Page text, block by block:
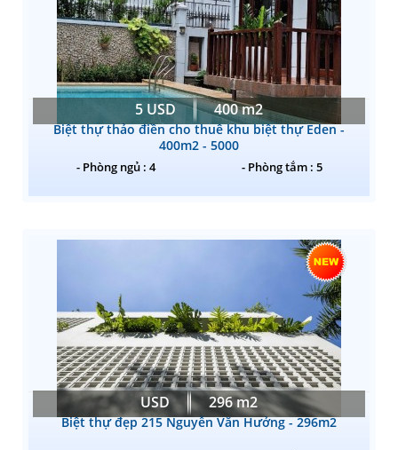
5 USD 400 m2
Biệt thự thảo điền cho thuê khu biệt thự Eden -
400m2 - 5000
- Phòng ngủ : 4 - Phòng tắm : 5
USD 296 m2
Biệt thự đẹp 215 Nguyễn Văn Hưởng - 296m2